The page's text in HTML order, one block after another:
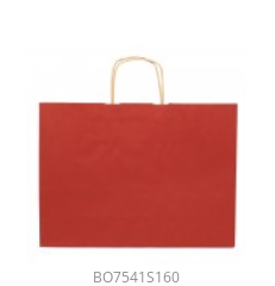
BO7541S160